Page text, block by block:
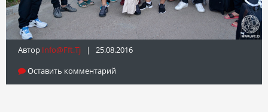
Автор Info@fft.tj | 25.08.2016
Оставить комментарий